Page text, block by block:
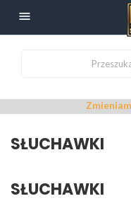

Zmieniamy
SŁUCHAWKI
SŁUCHAWKI